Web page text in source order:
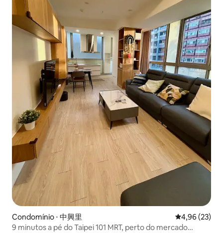
Condomínio ⋅ 中興里 4,96 de uma
4,96 (23)
9 minutos a pé do Taipei 101 MRT, perto do mercado